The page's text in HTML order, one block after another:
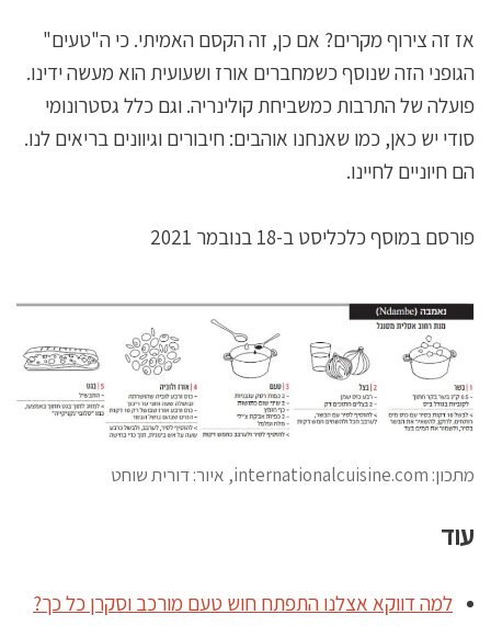
אז זה צירוף מקרים? אם כן, זה הקסם האמיתי. כי ה"טעים"
הגופני הזה שנוסף כשמחברים אורז ושעועית הוא מעשה ידינו.
פועלה של התרבות כמשביחת קולינריה. וגם כלל גסטרונומי
סודי יש כאן, כמו שאנחנו אוהבים: חיבורים וגיוונים בריאים לנו.
הם חיוניים לחיינו.
פורסם במוסף כלכליסט ב-18 בנובמר 2021
מתכון: internationalcuisine.com, איור: דורית שוחט
עוד
למה דווקא אצלנו התפתח חוש טעם מורכב וסקרן כל כך?